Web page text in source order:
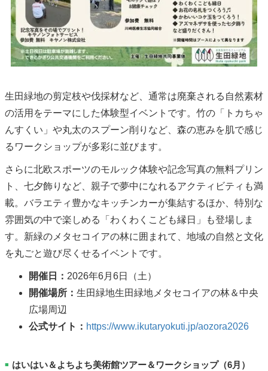
生田緑地の剪定枝や伐採材など、通常は廃棄される自然素材
の活用をテーマにした体験型イベントです。竹の「トカちゃ
んすくい」や丸太のスプーン削りなど、森の恵みを肌で感じ
るワークショップが多彩に並びます。
さらに北欧スポーツのモルック体験や記念写真の無料プリン
ト、七夕飾りなど、親子で夢中になれるアクティビティも満
載。バラエティ豊かなキッチンカーが集結するほか、特別な
雰囲気の中で楽しめる「わくわくこども縁日」も登場しま
す。新緑のメタセコイアの林に囲まれて、地域の自然と文化
を丸ごと遊び尽くせるイベントです。
開催日： 2026年6月6日（土）
開催場所： 生田緑地生田緑地メタセコイアの林＆中央
広場周辺
公式サイト： https://www.ikutaryokuti.jp/aozora2026
■ はいはい＆よちよち美術館ツアー＆ワークショップ（6月）